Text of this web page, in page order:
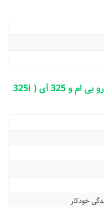
امکانات ایمنی و آپشن های خودرو بی ام و 325 آی ( 325i
خودکار